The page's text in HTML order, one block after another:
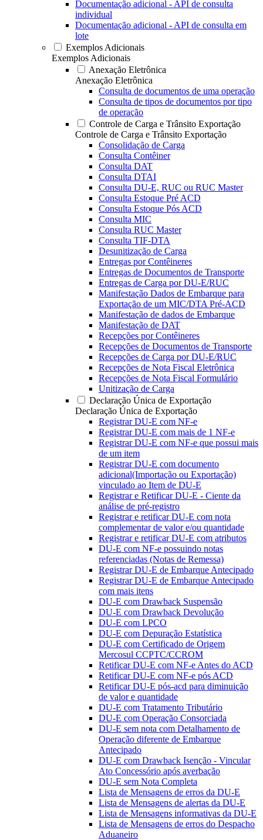
Documentação adicional - API de consulta
individual
Documentação adicional - API de consulta em
lote
Exemplos Adicionais
Exemplos Adicionais
Anexação Eletrônica
Anexação Eletrônica
Consulta de documentos de uma operação
Consulta de tipos de documentos por tipo
de operação
Controle de Carga e Trânsito Exportação
Controle de Carga e Trânsito Exportação
Consolidação de Carga
Consulta Contêiner
Consulta DAT
Consulta DTAI
Consulta DU-E, RUC ou RUC Master
Consulta Estoque Pré ACD
Consulta Estoque Pós ACD
Consulta MIC
Consulta RUC Master
Consulta TIF-DTA
Desunitização de Carga
Entregas por Contêineres
Entregas de Documentos de Transporte
Entregas de Carga por DU-E/RUC
Manifestação Dados de Embarque para
Exportação de um MIC/DTA Pré-ACD
Manifestação de dados de Embarque
Manifestação de DAT
Recepções por Contêineres
Recepções de Documentos de Transporte
Recepções de Carga por DU-E/RUC
Recepções de Nota Fiscal Eletrônica
Recepções de Nota Fiscal Formulário
Unitização de Carga
Declaração Única de Exportação
Declaração Única de Exportação
Registrar DU-E com NF-e
Registrar DU-E com mais de 1 NF-e
Registrar DU-E com NF-e que possui mais
de um item
Registrar DU-E com documento
adicional(Importação ou Exportação)
vinculado ao Item de DU-E
Registrar e Retificar DU-E - Ciente da
análise de pré-registro
Registrar e retificar DU-E com nota
complementar de valor e/ou quantidade
Registrar e retificar DU-E com atributos
DU-E com NF-e possuindo notas
referenciadas (Notas de Remessa)
Registrar DU-E de Embarque Antecipado
Registrar DU-E de Embarque Antecipado
com mais itens
DU-E com Drawback Suspensão
DU-E com Drawback Devolução
DU-E com LPCO
DU-E com Depuração Estatística
DU-E com Certificado de Origem
Mercosul CCPTC/CCROM
Retificar DU-E com NF-e Antes do ACD
Retificar DU-E com NF-e pós ACD
Retificar DU-E pós-acd para diminuição
de valor e quantidade
DU-E com Tratamento Tributário
DU-E com Operação Consorciada
DU-E sem nota com Detalhamento de
Operação diferente de Embarque
Antecipado
DU-E com Drawback Isenção - Vincular
Ato Concessório após averbação
DU-E sem Nota Completa
Lista de Mensagens de erros da DU-E
Lista de Mensagens de alertas da DU-E
Lista de Mensagens informativas da DU-E
Lista de Mensagens de erros do Despacho
Aduaneiro